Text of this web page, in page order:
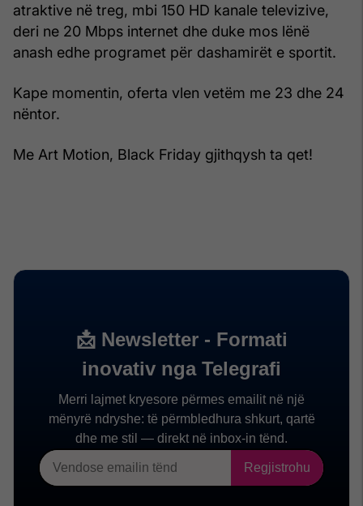
atraktive në treg, mbi 150 HD kanale televizive,
deri ne 20 Mbps internet dhe duke mos lënë
anash edhe programet për dashamirët e sportit.
Kape momentin, oferta vlen vetëm me 23 dhe 24
nëntor.
Me Art Motion, Black Friday gjithqysh ta qet!